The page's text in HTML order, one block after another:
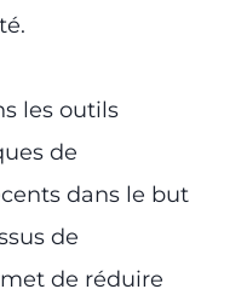
les outils
de
dans le but
de
de réduire